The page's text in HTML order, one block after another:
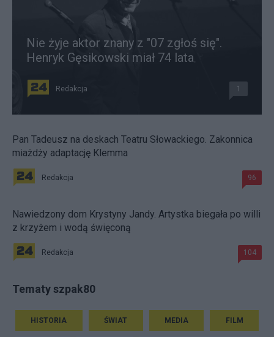
Nie żyje aktor znany z "07 zgłoś się".
Henryk Gęsikowski miał 74 lata
Redakcja 1
Pan Tadeusz na deskach Teatru Słowackiego. Zakonnica
miażdży adaptację Klemma
Redakcja 96
Nawiedzony dom Krystyny Jandy. Artystka biegała po willi
z krzyżem i wodą święconą
Redakcja 104
Tematy szpak80
HISTORIA ŚWIAT MEDIA FILM